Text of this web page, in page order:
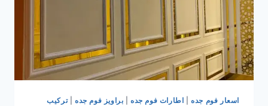
اسعار فوم جده| اطارات فوم جده| براويز فوم جده |تركيب